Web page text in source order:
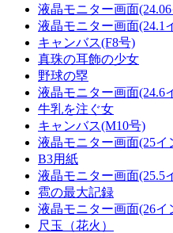
液晶モニター画面
液晶モニター画面(24.1
キャンバス(F8号)
真珠の耳飾の少女
野球の塁
液晶モニター画面(24.6
牛乳を注ぐ女
キャンバス(M10号)
液晶モニター画面(25イ
B3用紙
液晶モニター画面(25.5
雹の最大記録
液晶モニター画面(26イ
尺玉（花火）